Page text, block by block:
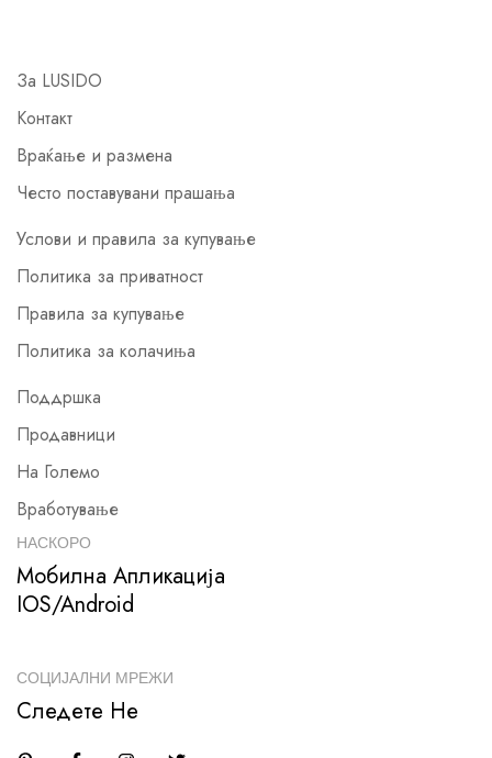
За LUSIDO
Контакт
Враќање и размена
Често поставувани прашања
Услови и правила за купување
Политика за приватност
Правила за купување
Политика за колачиња
Поддршка
Продавници
На Големо
Вработување
НАСКОРО
Мобилна Апликација
IOS/Android
СОЦИЈАЛНИ МРЕЖИ
Следете Не